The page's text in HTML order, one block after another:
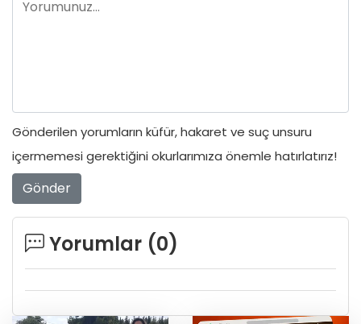
Gönderilen yorumların küfür, hakaret ve suç unsuru
içermemesi gerektiğini okurlarımıza önemle hatırlatırız!
Gönder
Yorumlar (0)